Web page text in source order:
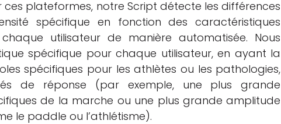
plateformes, notre Script détecte les différences
spécifique en fonction des caractéristiques
utilisateur de manière automatisée. Nous
spécifique pour chaque utilisateur, en ayant la
spécifiques pour les athlètes ou les pathologies,
de réponse (par exemple, une plus grande
de la marche ou une plus grande amplitude
le paddle ou l’athlétisme).